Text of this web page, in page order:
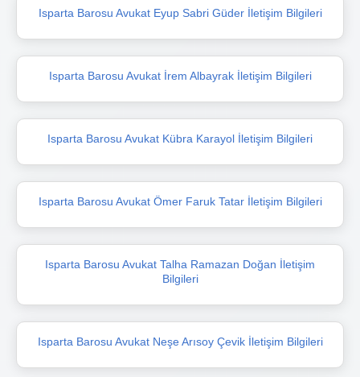
Isparta Barosu Avukat Eyup Sabri Güder İletişim Bilgileri
Isparta Barosu Avukat İrem Albayrak İletişim Bilgileri
Isparta Barosu Avukat Kübra Karayol İletişim Bilgileri
Isparta Barosu Avukat Ömer Faruk Tatar İletişim Bilgileri
Isparta Barosu Avukat Talha Ramazan Doğan İletişim
Bilgileri
Isparta Barosu Avukat Neşe Arısoy Çevik İletişim Bilgileri